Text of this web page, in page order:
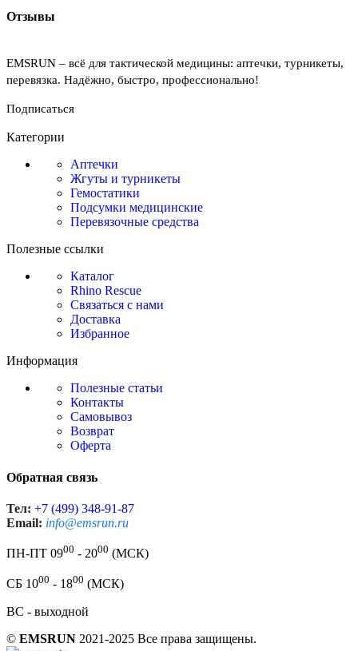
Отзывы
EMSRUN – всё для тактической медицины: аптечки, турникеты,
перевязка. Надёжно, быстро, профессионально!
Подписаться
Категории
Аптечки
Жгуты и турникеты
Гемостатики
Подсумки медицинские
Перевязочные средства
Полезные ссылки
Каталог
Rhino Rescue
Связаться с нами
Доставка
Избранное
Информация
Полезные статьи
Контакты
Самовывоз
Возврат
Оферта
Обратная связь
Тел: +7 (499) 348-91-87
Email: info@emsrun.ru
ПН-ПТ 0900 - 2000 (МСК)
СБ 1000 - 1800 (МСК)
ВС - выходной
© EMSRUN 2021-2025 Все права защищены.